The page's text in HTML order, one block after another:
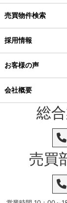
売買物件検索
採用情報
お客様の声
会社概要
総
売買